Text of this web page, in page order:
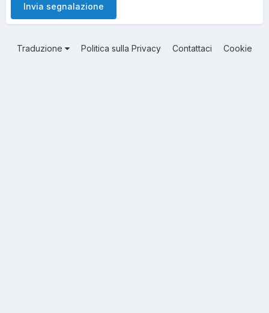
Invia segnalazione
Traduzione Politica sulla Privacy Contattaci Cookie